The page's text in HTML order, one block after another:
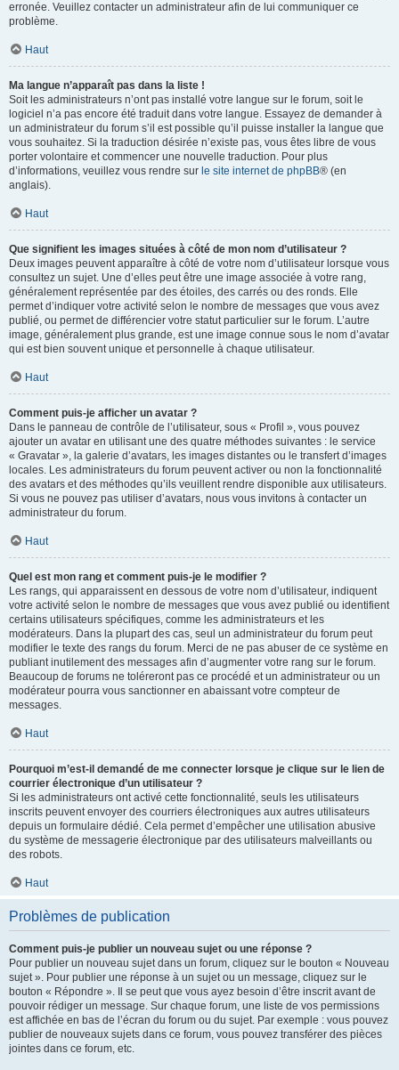
erronée. Veuillez contacter un administrateur afin de lui communiquer ce
problème.
Haut
Ma langue n’apparaît pas dans la liste !
Soit les administrateurs n’ont pas installé votre langue sur le forum, soit le
logiciel n’a pas encore été traduit dans votre langue. Essayez de demander à
un administrateur du forum s’il est possible qu’il puisse installer la langue que
vous souhaitez. Si la traduction désirée n’existe pas, vous êtes libre de vous
porter volontaire et commencer une nouvelle traduction. Pour plus
d’informations, veuillez vous rendre sur le site internet de phpBB® (en
anglais).
Haut
Que signifient les images situées à côté de mon nom d’utilisateur ?
Deux images peuvent apparaître à côté de votre nom d’utilisateur lorsque vous
consultez un sujet. Une d’elles peut être une image associée à votre rang,
généralement représentée par des étoiles, des carrés ou des ronds. Elle
permet d’indiquer votre activité selon le nombre de messages que vous avez
publié, ou permet de différencier votre statut particulier sur le forum. L’autre
image, généralement plus grande, est une image connue sous le nom d’avatar
qui est bien souvent unique et personnelle à chaque utilisateur.
Haut
Comment puis-je afficher un avatar ?
Dans le panneau de contrôle de l’utilisateur, sous « Profil », vous pouvez
ajouter un avatar en utilisant une des quatre méthodes suivantes : le service
« Gravatar », la galerie d’avatars, les images distantes ou le transfert d’images
locales. Les administrateurs du forum peuvent activer ou non la fonctionnalité
des avatars et des méthodes qu’ils veuillent rendre disponible aux utilisateurs.
Si vous ne pouvez pas utiliser d’avatars, nous vous invitons à contacter un
administrateur du forum.
Haut
Quel est mon rang et comment puis-je le modifier ?
Les rangs, qui apparaissent en dessous de votre nom d’utilisateur, indiquent
votre activité selon le nombre de messages que vous avez publié ou identifient
certains utilisateurs spécifiques, comme les administrateurs et les
modérateurs. Dans la plupart des cas, seul un administrateur du forum peut
modifier le texte des rangs du forum. Merci de ne pas abuser de ce système en
publiant inutilement des messages afin d’augmenter votre rang sur le forum.
Beaucoup de forums ne toléreront pas ce procédé et un administrateur ou un
modérateur pourra vous sanctionner en abaissant votre compteur de
messages.
Haut
Pourquoi m’est-il demandé de me connecter lorsque je clique sur le lien de
courrier électronique d’un utilisateur ?
Si les administrateurs ont activé cette fonctionnalité, seuls les utilisateurs
inscrits peuvent envoyer des courriers électroniques aux autres utilisateurs
depuis un formulaire dédié. Cela permet d’empêcher une utilisation abusive
du système de messagerie électronique par des utilisateurs malveillants ou
des robots.
Haut
Problèmes de publication
Comment puis-je publier un nouveau sujet ou une réponse ?
Pour publier un nouveau sujet dans un forum, cliquez sur le bouton « Nouveau
sujet ». Pour publier une réponse à un sujet ou un message, cliquez sur le
bouton « Répondre ». Il se peut que vous ayez besoin d’être inscrit avant de
pouvoir rédiger un message. Sur chaque forum, une liste de vos permissions
est affichée en bas de l’écran du forum ou du sujet. Par exemple : vous pouvez
publier de nouveaux sujets dans ce forum, vous pouvez transférer des pièces
jointes dans ce forum, etc.